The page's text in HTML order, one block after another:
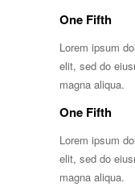
One Fifth
Lorem ipsum
elit, sed do
magna aliqua.
One Fifth
Lorem ipsum
elit, sed do
magna aliqua.